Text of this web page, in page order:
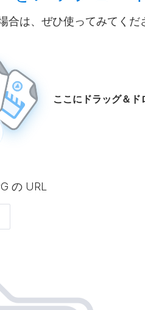
合は、ぜひ使ってみてく
ここにドラッグ＆
の URL